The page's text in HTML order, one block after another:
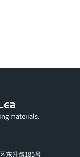
materials.
东升路185号